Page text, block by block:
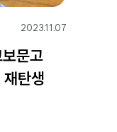
2023.11.07
문고
재탄생